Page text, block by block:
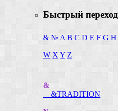
Быстрый переход
& № A B C D E F G H
W X Y Z
&
&TRADITION